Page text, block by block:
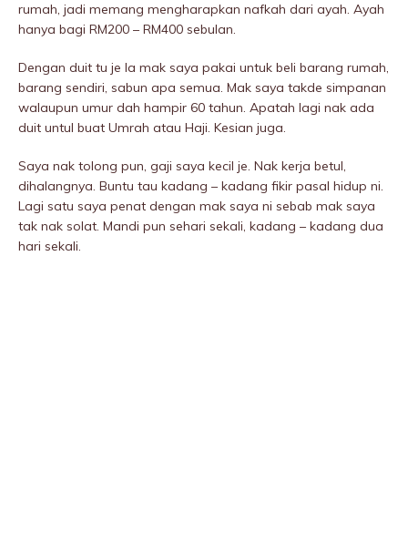
rumah, jadi memang mengharapkan nafkah dari ayah. Ayah
hanya bagi RM200 – RM400 sebulan.
Dengan duit tu je la mak saya pakai untuk beli barang rumah,
barang sendiri, sabun apa semua. Mak saya takde simpanan
walaupun umur dah hampir 60 tahun. Apatah lagi nak ada
duit untul buat Umrah atau Haji. Kesian juga.
Saya nak tolong pun, gaji saya kecil je. Nak kerja betul,
dihalangnya. Buntu tau kadang – kadang fikir pasal hidup ni.
Lagi satu saya penat dengan mak saya ni sebab mak saya
tak nak solat. Mandi pun sehari sekali, kadang – kadang dua
hari sekali.